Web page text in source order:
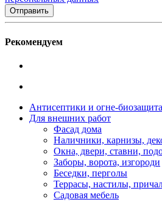
Рекомендуем
Антисептики и огне-
Для внешних работ
Фасад дома
Наличники, карнизы,
Окна, двери, ставни,
Заборы, ворота, изгороди
Беседки, перголы
Террасы, настилы,
Садовая мебель